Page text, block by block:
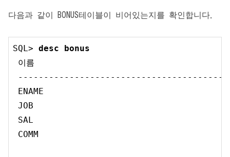
다음과 같이 BONUS테이블이 비어있는지를 확인합니다.
SQL> desc bonus
이름                                      널
ENAME
JOB
SAL
COMM